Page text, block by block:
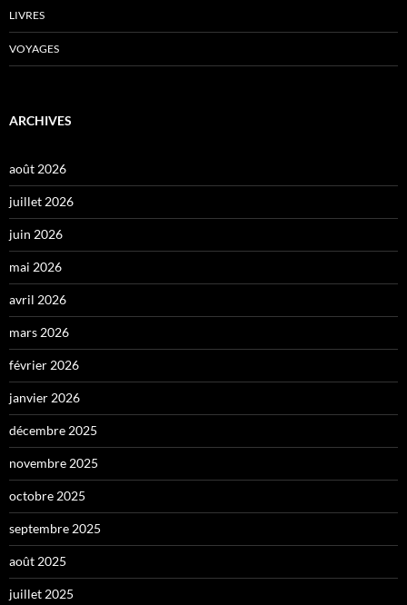
LIVRES
VOYAGES
ARCHIVES
août 2026
juillet 2026
juin 2026
mai 2026
avril 2026
mars 2026
février 2026
janvier 2026
décembre 2025
novembre 2025
octobre 2025
septembre 2025
août 2025
juillet 2025